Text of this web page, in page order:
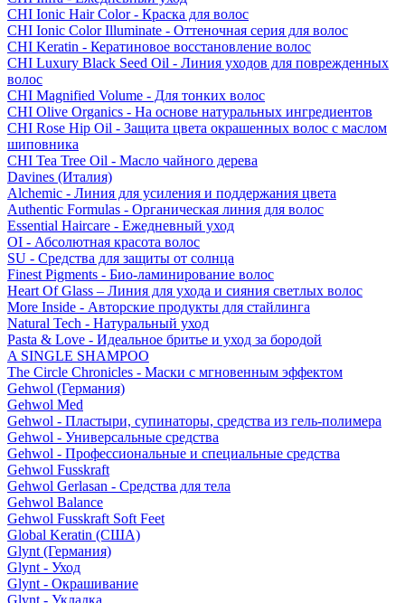
CHI Ionic Hair Color - Краска для волос
CHI Ionic Color Illuminate - Оттеночная серия для волос
CHI Keratin - Кератиновое восстановление волос
CHI Luxury Black Seed Oil - Линия уходов для поврежденных
волос
CHI Magnified Volume - Для тонких волос
CHI Olive Organics - На основе натуральных ингредиентов
CHI Rose Hip Oil - Защита цвета окрашенных волос с маслом
шиповника
CHI Tea Tree Oil - Масло чайного дерева
Davines (Италия)
Alchemic - Линия для усиления и поддержания цвета
Authentic Formulas - Органическая линия для волос
Essential Haircare - Eжедневный уход
OI - Абсолютная красота волос
SU - Средства для защиты от солнца
Finest Pigments - Био-ламинирование волос
Heart Of Glass – Линия для ухода и сияния светлых волос
More Inside - Авторские продукты для стайлинга
Natural Tech - Натуральный уход
Pasta & Love - Идеальное бритье и уход за бородой
A SINGLE SHAMPOO
The Circle Chronicles - Маски с мгновенным эффектом
Gehwol (Германия)
Gehwol Med
Gehwol - Пластыри, супинаторы, средства из гель-полимера
Gehwol - Универсальные средства
Gehwol - Профессиональные и специальные средства
Gehwol Fusskraft
Gehwol Gerlasan - Средства для тела
Gehwol Balance
Gehwol Fusskraft Soft Feet
Global Keratin (США)
Glynt (Германия)
Glynt - Уход
Glynt - Окрашивание
Glynt - Укладка